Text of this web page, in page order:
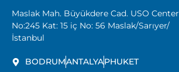
Maslak Mah. Büyükdere Cad. USO Center
No:245 Kat: 15 iç No: 56 Maslak/Sarıyer/
İstanbul
BODRUMANTALYAPHUKET